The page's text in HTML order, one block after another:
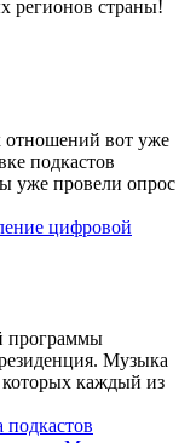
регионов страны!
отношений вот уже
подкастов
уже провели опрос
цифровой
программы
Музыка
которых каждый из
подкастов